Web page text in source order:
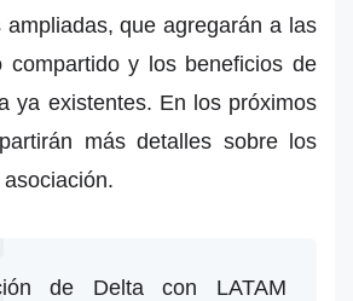
que agregarán a las
compartido y los beneficios de
ya existentes. En los próximos
más detalles sobre los
de Delta con LATAM